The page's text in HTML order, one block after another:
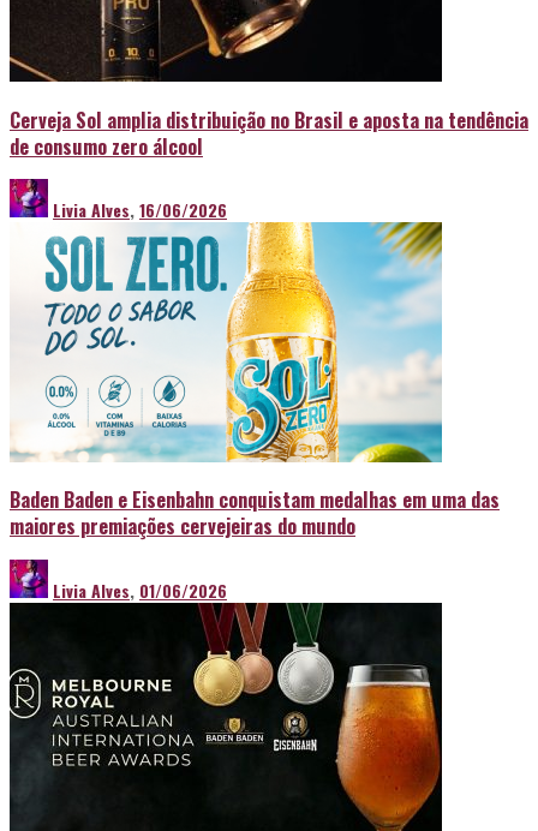
Cerveja Sol amplia distribuição no Brasil e aposta na tendência
de consumo zero álcool
Livia Alves,16/06/2026
Baden Baden e Eisenbahn conquistam medalhas em uma das
maiores premiações cervejeiras do mundo
Livia Alves, 01/06/2026